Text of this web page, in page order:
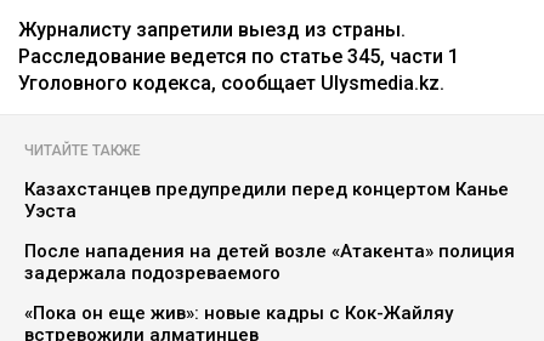
Журналисту запретили выезд из страны.
Расследование ведется по статье 345, части 1
Уголовного кодекса, сообщает Ulysmedia.kz.
ЧИТАЙТЕ ТАКЖЕ
Казахстанцев предупредили перед концертом Канье
Уэста
После нападения на детей возле «Атакента» полиция
задержала подозреваемого
«Пока он еще жив»: новые кадры с Кок-Жайляу
встревожили алматинцев